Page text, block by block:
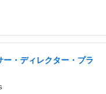
ー・ディレクター・プラ